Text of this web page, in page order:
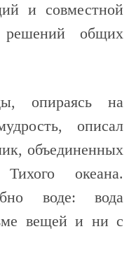
и совместной
общих
опираясь на
описал
объединенных
океана.
воде: вода
вещей и ни с